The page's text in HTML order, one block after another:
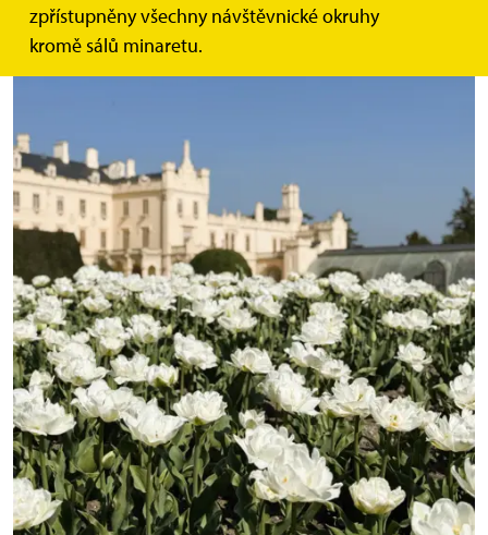
zpřístupněny všechny návštěvnické okruhy
kromě sálů minaretu.